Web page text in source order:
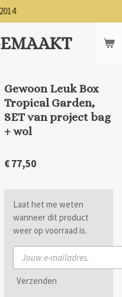
Gewoon Leuk Box
Tropical Garden,
SET van project bag
+ wol
€ 77,50
Laat het me weten
wanneer dit product
weer op voorraad is.
Verzenden